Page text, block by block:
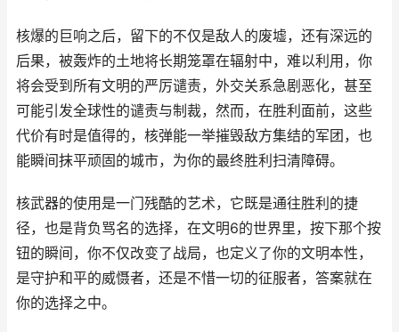
核爆的巨响之后，留下的不仅是敌人的废墟，还有深远的
后果，被轰炸的土地将长期笼罩在辐射中，难以利用，你
将会受到所有文明的严厉谴责，外交关系急剧恶化，甚至
可能引发全球性的谴责与制裁，然而，在胜利面前，这些
代价有时是值得的，核弹能一举摧毁敌方集结的军团，也
能瞬间抹平顽固的城市，为你的最终胜利扫清障碍。
核武器的使用是一门残酷的艺术，它既是通往胜利的捷
径，也是背负骂名的选择，在文明6的世界里，按下那个按
钮的瞬间，你不仅改变了战局，也定义了你的文明本性，
是守护和平的威慑者，还是不惜一切的征服者，答案就在
你的选择之中。